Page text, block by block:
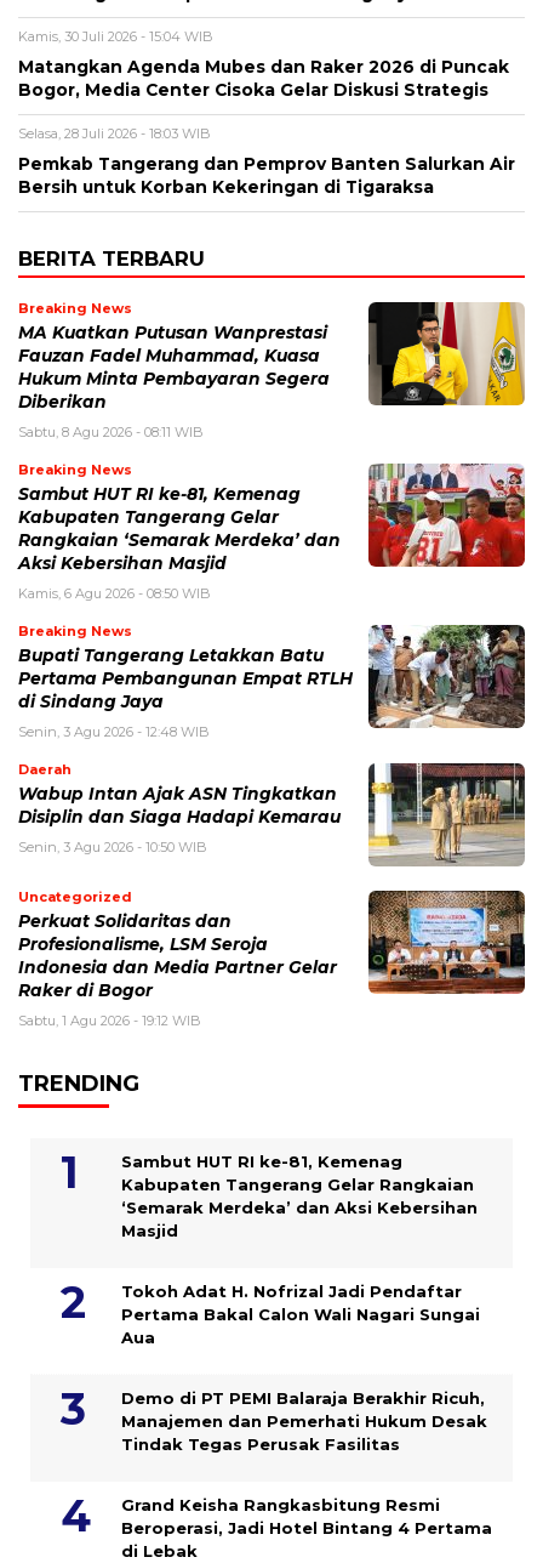
Kamis, 30 Juli 2026 - 15:04 WIB
Matangkan Agenda Mubes dan Raker 2026 di Puncak
Bogor, Media Center Cisoka Gelar Diskusi Strategis
Selasa, 28 Juli 2026 - 18:03 WIB
Pemkab Tangerang dan Pemprov Banten Salurkan Air
Bersih untuk Korban Kekeringan di Tigaraksa
BERITA TERBARU
Breaking News
MA Kuatkan Putusan Wanprestasi
Fauzan Fadel Muhammad, Kuasa
Hukum Minta Pembayaran Segera
Diberikan
Sabtu, 8 Agu 2026 - 08:11 WIB
Breaking News
Sambut HUT RI ke-81, Kemenag
Kabupaten Tangerang Gelar
Rangkaian ‘Semarak Merdeka’ dan
Aksi Kebersihan Masjid
Kamis, 6 Agu 2026 - 08:50 WIB
Breaking News
Bupati Tangerang Letakkan Batu
Pertama Pembangunan Empat RTLH
di Sindang Jaya
Senin, 3 Agu 2026 - 12:48 WIB
Daerah
Wabup Intan Ajak ASN Tingkatkan
Disiplin dan Siaga Hadapi Kemarau
Senin, 3 Agu 2026 - 10:50 WIB
Uncategorized
Perkuat Solidaritas dan
Profesionalisme, LSM Seroja
Indonesia dan Media Partner Gelar
Raker di Bogor
Sabtu, 1 Agu 2026 - 19:12 WIB
TRENDING
Sambut HUT RI ke-81, Kemenag
Kabupaten Tangerang Gelar Rangkaian
‘Semarak Merdeka’ dan Aksi Kebersihan
Masjid
Tokoh Adat H. Nofrizal Jadi Pendaftar
Pertama Bakal Calon Wali Nagari Sungai
Aua
Demo di PT PEMI Balaraja Berakhir Ricuh,
Manajemen dan Pemerhati Hukum Desak
Tindak Tegas Perusak Fasilitas
Grand Keisha Rangkasbitung Resmi
Beroperasi, Jadi Hotel Bintang 4 Pertama
di Lebak